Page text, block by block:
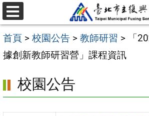
跳
至
主
要
容
區
選
單
首頁 > 校園公告 > 教師研習 >
「
據創新教師研習營」課程資訊
校園公告